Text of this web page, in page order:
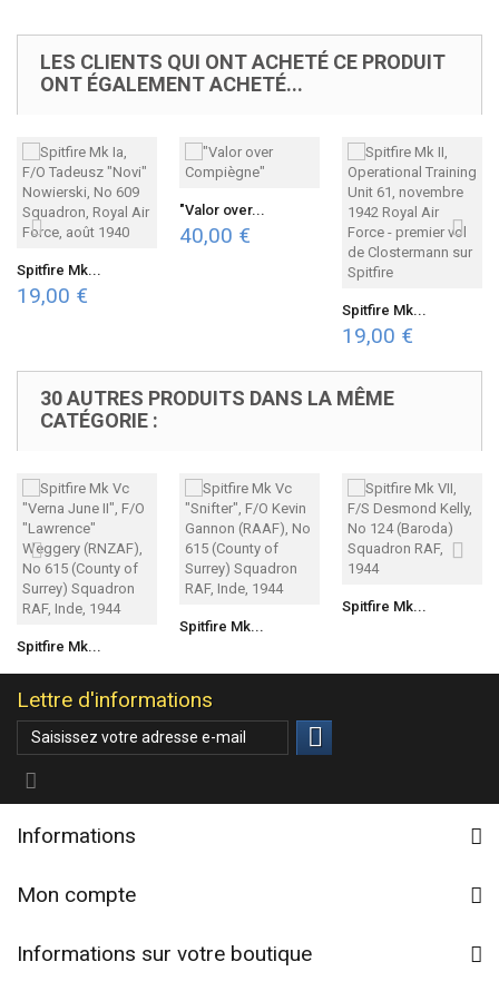
LES CLIENTS QUI ONT ACHETÉ CE PRODUIT
ONT ÉGALEMENT ACHETÉ...
Spitfire Mk...
19,00 €
"Valor over...
40,00 €
Spitfire Mk...
19,00 €
30 AUTRES PRODUITS DANS LA MÊME
CATÉGORIE :
Spitfire Mk...
Spitfire Mk...
Spitfire Mk...
Lettre d'informations
Informations
Mon compte
Informations sur votre boutique